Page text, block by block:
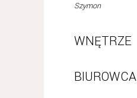
Szymon
WNĘTRZE
BIUROWCA